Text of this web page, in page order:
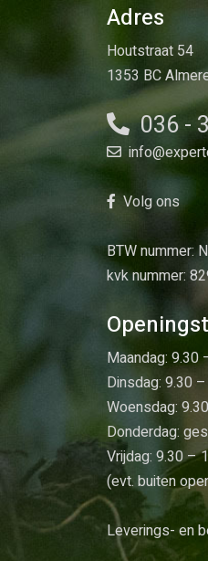
Adres
Houtstraat 54
1353 BC
036 -
Volg ons
BTW nummer:
kvk nummer:
Maandag: 9.30
Dinsdag: 9.30
Woensdag:
Donderdag:
Vrijdag: 9.30 –
(evt. buiten
Leverings- en